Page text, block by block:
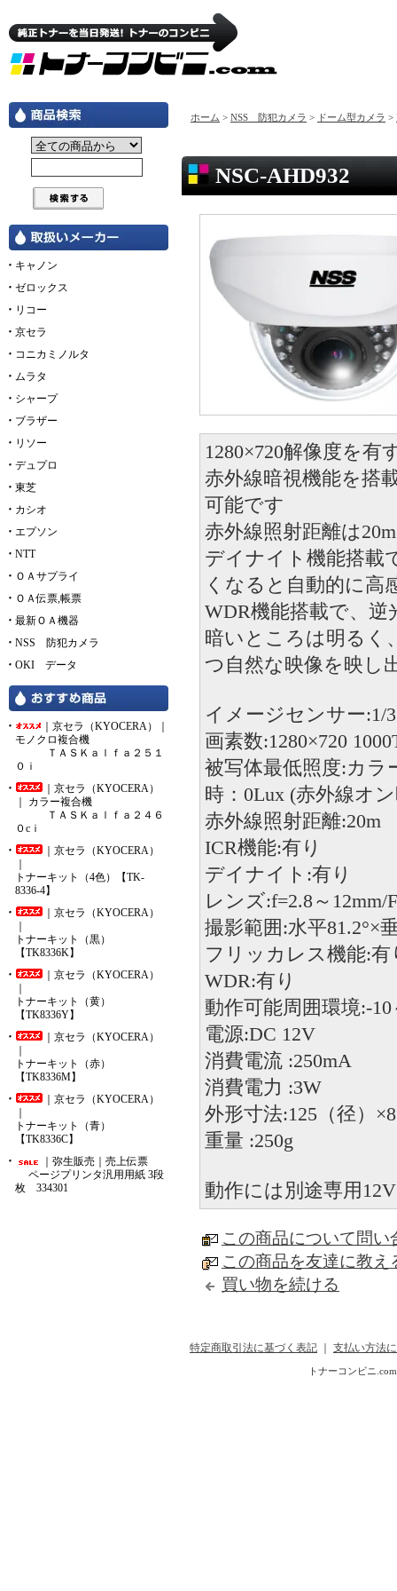
キャノン
ゼロックス
リコー
京セラ
コニカミノルタ
ムラタ
シャープ
ブラザー
リソー
デュプロ
東芝
カシオ
エプソン
NTT
ＯＡサプライ
ＯＡ伝票,帳票
最新ＯＡ機器
NSS 防犯カメラ
OKI データ
｜京セラ（KYOCERA）｜
モノクロ複合機
ＴＡＳＫａｌｆａ２５１
０ｉ
｜京セラ（KYOCERA）
｜ カラー複合機
ＴＡＳＫａｌｆａ２４６
０cｉ
｜京セラ（KYOCERA）
トナーキット（4色）【TK-
8336-4】
｜京セラ（KYOCERA）
トナーキット（黒）
【TK8336K】
｜京セラ（KYOCERA）
トナーキット（黄）
【TK8336Y】
｜京セラ（KYOCERA）
トナーキット（赤）
【TK8336M】
｜京セラ（KYOCERA）
トナーキット（青）
【TK8336C】
｜弥生販売｜売上伝票
ページプリンタ汎用用紙 3段
枚 334301
ホーム > NSS 防犯カメラ > ドーム型カメラ >
NSC-AHD932
1280×720解像度を
赤外線暗視機能を搭
可能です
赤外線照射距離は
デイナイト機能搭載
くなると自動的に高
WDR機能搭載で、
暗いところは明るく
つ自然な映像を映し
イメージセンサー:1/
画素数:1280×720
被写体最低照度:カラ
時：0Lux (赤外線オ
赤外線照射距離:20m
ICR機能:有り
デイナイト:有り
レンズ:f=2.8～12mm/
撮影範囲:水平81.2°×
フリッカレス機能:有
WDR:有り
動作可能周囲環境:-10
電源:DC 12V
消費電流 :250mA
消費電力 :3W
外形寸法:125（径）
重量 :250g
動作には別途専用
この商品について問い
この商品を友達に教え
買い物を続ける
特定商取引法に基づく表記 支払い方法
トナーコンビニ